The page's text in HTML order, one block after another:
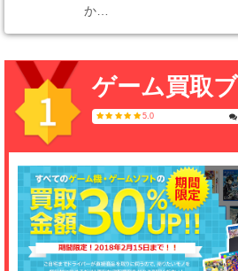
か…
ゲーム買取
5.0